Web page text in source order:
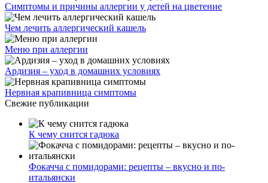
Симптомы и причины аллергии у детей на цветение
Чем лечить аллергический кашель
Меню при аллергии
Ардизия – уход в домашних условиях
Нервная крапивница симптомы
Свежие публикации
К чему снится гадюка
Фокачча с помидорами: рецепты – вкусно и по-
итальянски